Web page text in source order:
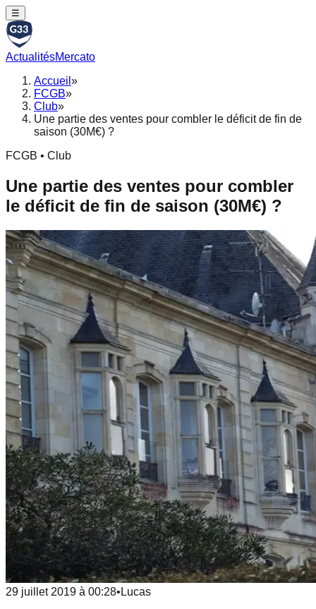
☰
ActualitésMercato
Accueil »
FCGB»
Club»
Une partie des ventes pour combler le déficit de fin de
saison (30M€) ?
FCGB • Club
Une partie des ventes pour combler
le déficit de fin de saison (30M€) ?
29 juillet 2019 à 00:28• Lucas